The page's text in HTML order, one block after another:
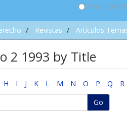
This
Revistas Artículos
2 1993 by Title
H I J K L M N O P Q R
Go